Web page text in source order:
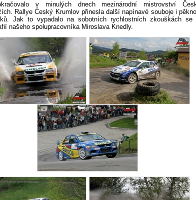
v minulých dnech mezinárodní mistrovství
Rallye Český Krumlov přinesla další napínavé souboje i
Jak to vypadalo na sobotních rychlostních zkouškách se
našeho spolupracovníka Miroslava Knedly.